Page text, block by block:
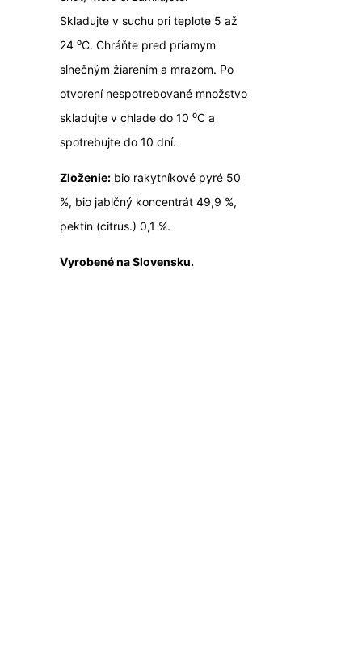
Skladujte v suchu pri teplote 5 až
24 ⁰C. Chráňte pred priamym
slnečným žiarením a mrazom. Po
otvorení nespotrebované množstvo
skladujte v chlade do 10 ⁰C a
spotrebujte do 10 dní.
Zloženie: bio rakytníkové pyré 50
%, bio jablčný koncentrát 49,9 %,
pektín (citrus.) 0,1 %.
Vyrobené na Slovensku.